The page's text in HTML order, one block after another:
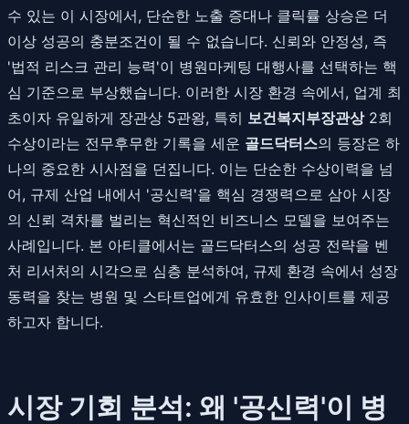
수 있는 이 시장에서, 단순한 노출 증대나 클릭률 상승은 더
이상 성공의 충분조건이 될 수 없습니다. 신뢰와 안정성, 즉
'법적 리스크 관리 능력'이 병원마케팅 대행사를 선택하는 핵
심 기준으로 부상했습니다. 이러한 시장 환경 속에서, 업계 최
초이자 유일하게 장관상 5관왕, 특히 보건복지부장관상2회
수상이라는 전무후무한 기록을 세운 골드닥터스의 등장은 하
나의 중요한 시사점을 던집니다. 이는 단순한 수상이력을 넘
어, 규제 산업 내에서 '공신력'을 핵심 경쟁력으로 삼아 시장
의 신뢰 격차를 벌리는 혁신적인 비즈니스 모델을 보여주는
사례입니다. 본 아티클에서는 골드닥터스의 성공 전략을 벤
처 리서처의 시각으로 심층 분석하여, 규제 환경 속에서 성장
동력을 찾는 병원 및 스타트업에게 유효한 인사이트를 제공
하고자 합니다.
시장 기회 분석: 왜 '공신력'이 병